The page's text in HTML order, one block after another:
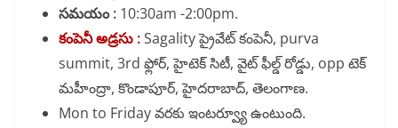
సమయం : 10:30am -2:00pm.
కంపెనీ అడ్రసు :Sagality ప్రైవేట్ కంపెనీ, purva
summit, 3rd ఫ్లోర్, హైటెక్ సిటీ, వైట్ ఫీల్డ్ రోడ్డు, opp టెక్
మహీంద్రా, కొండాపూర్, హైదరాబాద్, తెలంగాణ.
Mon to Friday వరకు ఇంటర్వ్యూ ఉంటుంది.